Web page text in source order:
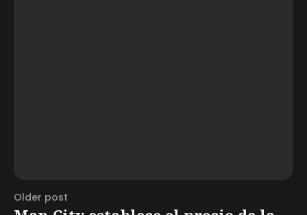
Older post